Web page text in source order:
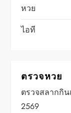
หวย
ไอที
ตรวจหวย
ตรวจสลากกิ
2569